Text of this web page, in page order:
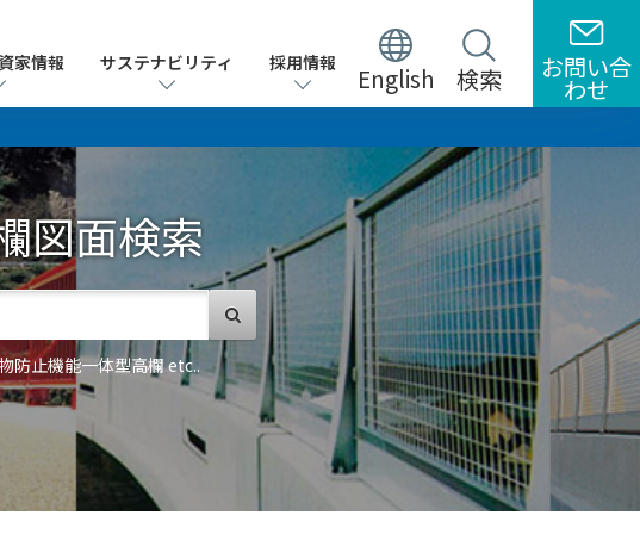
家情報 サステナビリティ 採用情報 English 検索 お問い合
わせ
家情報 サステナビリティ 採用情報 English 検索 お問い合
わせ
図面検索
防止機能一体型高欄 etc..